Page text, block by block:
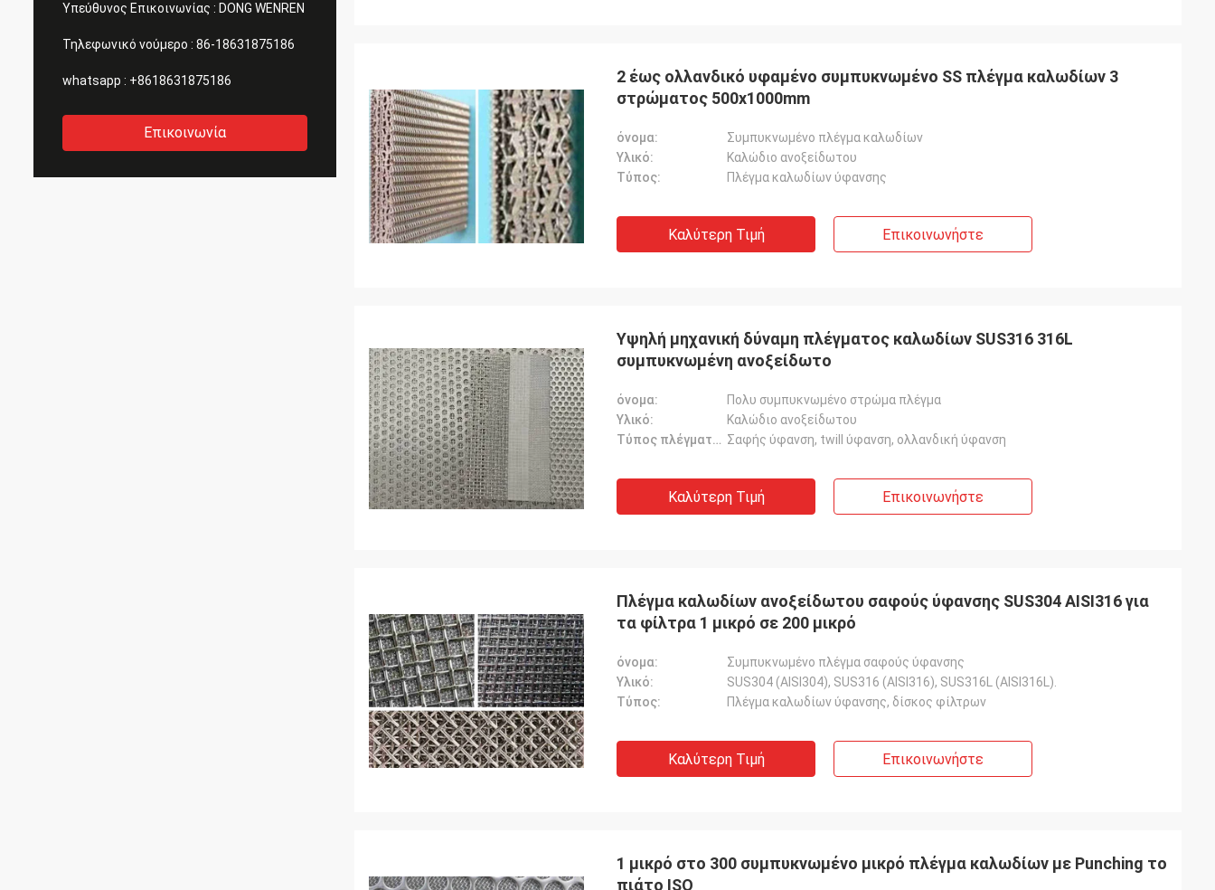
Υπεύθυνος Επικοινωνίας : DONG WENREN
Τηλεφωνικό νούμερο : 86-18631875186
whatsapp : +8618631875186
Επικοινωνία
2 έως ολλανδικό υφαμένο συμπυκνωμένο SS πλέγμα καλωδίων 3
στρώματος 500x1000mm
όνομα:
Συμπυκνωμένο πλέγμα καλωδίων
Υλικό:
Καλώδιο ανοξείδωτου
Τύπος:
Πλέγμα καλωδίων ύφανσης
Καλύτερη Τιμή Επικοινωνήστε
Υψηλή μηχανική δύναμη πλέγματος καλωδίων SUS316 316L
συμπυκνωμένη ανοξείδωτο
όνομα:
Πολυ συμπυκνωμένο στρώμα πλέγμα
Υλικό:
Καλώδιο ανοξείδωτου
Τύπος πλέγματος: Σαφής ύφανση, twill ύφανση, ολλανδική ύφανση
Καλύτερη Τιμή Επικοινωνήστε
Πλέγμα καλωδίων ανοξείδωτου σαφούς ύφανσης SUS304 AISI316 για
τα φίλτρα 1 μικρό σε 200 μικρό
όνομα:
Συμπυκνωμένο πλέγμα σαφούς ύφανσης
Υλικό:
SUS304 (AISI304), SUS316 (AISI316), SUS316L (AISI316L).
Τύπος:
Πλέγμα καλωδίων ύφανσης, δίσκος φίλτρων
Καλύτερη Τιμή Επικοινωνήστε
1 μικρό στο 300 συμπυκνωμένο μικρό πλέγμα καλωδίων με Punching το
πιάτο ISO